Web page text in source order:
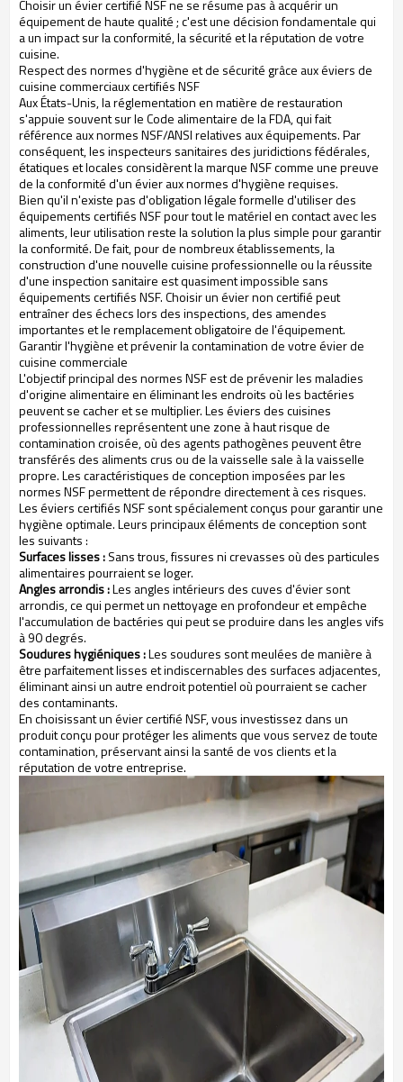
Choisir un évier certifié NSF ne se résume pas à acquérir un
équipement de haute qualité ; c'est une décision fondamentale qui
a un impact sur la conformité, la sécurité et la réputation de votre
cuisine.
Respect des normes d'hygiène et de sécurité grâce aux éviers de
cuisine commerciaux certifiés NSF
Aux États-Unis, la réglementation en matière de restauration
s'appuie souvent sur le Code alimentaire de la FDA, qui fait
référence aux normes NSF/ANSI relatives aux équipements. Par
conséquent, les inspecteurs sanitaires des juridictions fédérales,
étatiques et locales considèrent la marque NSF comme une preuve
de la conformité d'un évier aux normes d'hygiène requises.
Bien qu'il n'existe pas d'obligation légale formelle d'utiliser des
équipements certifiés NSF pour tout le matériel en contact avec les
aliments, leur utilisation reste la solution la plus simple pour garantir
la conformité. De fait, pour de nombreux établissements, la
construction d'une nouvelle cuisine professionnelle ou la réussite
d'une inspection sanitaire est quasiment impossible sans
équipements certifiés NSF. Choisir un évier non certifié peut
entraîner des échecs lors des inspections, des amendes
importantes et le remplacement obligatoire de l'équipement.
Garantir l'hygiène et prévenir la contamination de votre évier de
cuisine commerciale
L'objectif principal des normes NSF est de prévenir les maladies
d'origine alimentaire en éliminant les endroits où les bactéries
peuvent se cacher et se multiplier. Les éviers des cuisines
professionnelles représentent une zone à haut risque de
contamination croisée, où des agents pathogènes peuvent être
transférés des aliments crus ou de la vaisselle sale à la vaisselle
propre. Les caractéristiques de conception imposées par les
normes NSF permettent de répondre directement à ces risques.
Les éviers certifiés NSF sont spécialement conçus pour garantir une
hygiène optimale. Leurs principaux éléments de conception sont
les suivants :
Surfaces lisses :Sans trous, fissures ni crevasses où des particules
alimentaires pourraient se loger.
Angles arrondis :Les angles intérieurs des cuves d'évier sont
arrondis, ce qui permet un nettoyage en profondeur et empêche
l'accumulation de bactéries qui peut se produire dans les angles vifs
à 90 degrés.
Soudures hygiéniques :Les soudures sont meulées de manière à
être parfaitement lisses et indiscernables des surfaces adjacentes,
éliminant ainsi un autre endroit potentiel où pourraient se cacher
des contaminants.
En choisissant un évier certifié NSF, vous investissez dans un
produit conçu pour protéger les aliments que vous servez de toute
contamination, préservant ainsi la santé de vos clients et la
réputation de votre entreprise.